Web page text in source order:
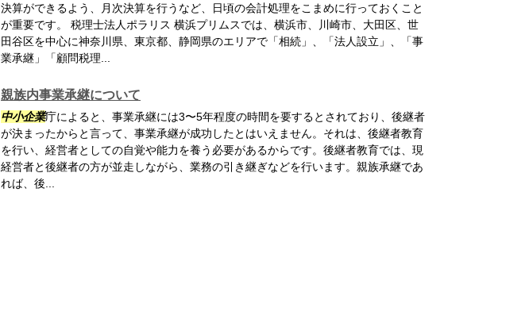
決算ができるよう、月次決算を行うなど、日頃の会計処理をこまめに行っておくこと
が重要です。 税理士法人ポラリス 横浜プリムスでは、横浜市、川崎市、大田区、世
田谷区を中心に神奈川県、東京都、静岡県のエリアで「相続」、「法人設立」、「事
業承継」「顧問税理...
親族内事業承継について
中小企業庁によると、事業承継には3〜5年程度の時間を要するとされており、後継者
が決まったからと言って、事業承継が成功したとはいえません。それは、後継者教育
を行い、経営者としての自覚や能力を養う必要があるからです。後継者教育では、現
経営者と後継者の方が並走しながら、業務の引き継ぎなどを行います。親族承継であ
れば、後...